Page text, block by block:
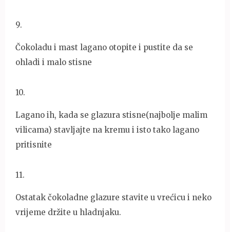
9.
Čokoladu i mast lagano otopite i pustite da se
ohladi i malo stisne
10.
Lagano ih, kada se glazura stisne(najbolje malim
vilicama) stavljajte na kremu i isto tako lagano
pritisnite
11.
Ostatak čokoladne glazure stavite u vrećicu i neko
vrijeme držite u hladnjaku.